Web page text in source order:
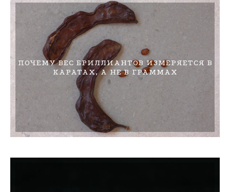
ПОЧЕМУ ВЕС БРИЛЛИАНТОВ ИЗМЕРЯЕТСЯ В
КАРАТАХ, А НЕ В ГРАММАХ